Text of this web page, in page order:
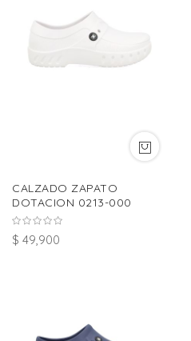
CALZADO ZAPATO
DOTACION 0213-000
$ 49,900